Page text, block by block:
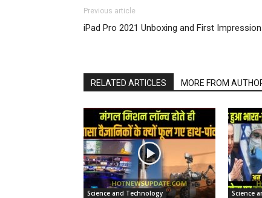
Previous article
iPad Pro 2021 Unboxing and First
RELATED ARTICLES MORE FROM
Science and Technology Science